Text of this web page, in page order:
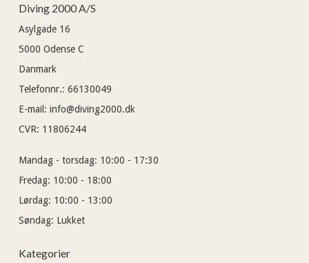
Diving 2000 A/S
Asylgade 16
5000 Odense C
Danmark
Telefonnr.: 66130049
E-mail : info@diving2000.dk
CVR: 11806244
Mandag - torsdag: 10:00 - 17:30
Fredag: 10:00 - 18:00
Lørdag: 10:00 - 13:00
Søndag: Lukket
Kategorier